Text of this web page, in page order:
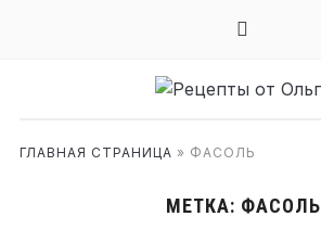
mail
ГЛАВНАЯ СТРАНИЦА » ФАСОЛЬ
МЕТКА: ФАСОЛЬ